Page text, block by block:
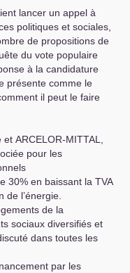
lancer un appel à
politiques et sociales,
de propositions de
du vote populaire
à la candidature
présente comme le
il peut le faire
et ARCELOR-MITTAL
pour les
30% en baissant la TVA
l’énergie.
de la
sociaux diversifiés et
dans toutes les
par les